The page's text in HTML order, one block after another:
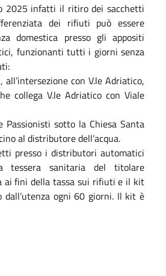
2025 infatti il ritiro dei sacchetti
dei rifiuti può essere
domestica presso gli appositi
funzionanti tutti i giorni senza
all’intersezione con V.le Adriatico,
collega V.le Adriatico con Viale
Passionisti sotto la Chiesa Santa
al distributore dell’acqua.
presso i distributori automatici
tessera sanitaria del titolare
ai fini della tassa sui rifiuti e il kit
ogni 60 giorni. Il kit è